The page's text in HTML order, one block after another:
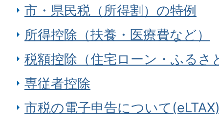
市・県民税（所得割）の特例
所得控除（扶養・医療費など）
税額控除（住宅ローン・ふるさ
専従者控除
市税の電子申告について